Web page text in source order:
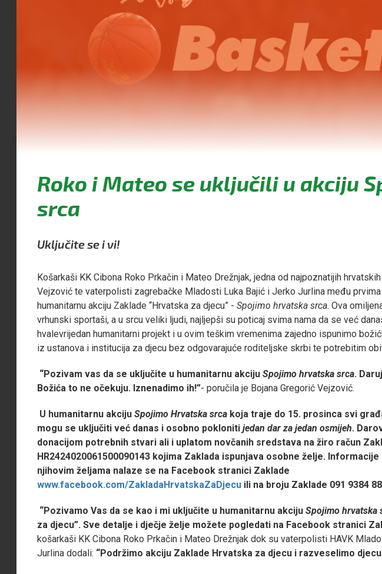
Roko i Mateo se uključili u akciju
srca
Uključite se i vi!
Košarkaši KK Cibona Roko Prkačin i Mateo Drežnjak, jedna od najpoznatijih
Vejzović te vaterpolisti zagrebačke Mladosti Luka Bajić i Jerko Jurlina među
humanitarnu akciju Zaklade “Hrvatska za djecu” -Spojimo hrvatska srca. Ova
vrhunski sportaši, a u srcu veliki ljudi, najljepši su poticaj svima nama da se već
hvalevrijedan humanitarni projekt i u ovim teškim vremenima zajedno ispunimo
iz ustanova i institucija za djecu bez odgovarajuće roditeljske skrbi te potrebitim
“Pozivam vas da se uključite u humanitarnu akcijuSpojimo hrvatska srca.
Božića to ne očekuju. Iznenadimo ih!”- poručila je Bojana Gregorić Vejzović.
U humanitarnu akcijuSpojimo Hrvatska srca koja traje do 15. prosinca svi
mogu se uključiti već danas i osobno pokloniti jedan dar za jedan osmijeh.
donacijom potrebnih stvari ali i uplatom novčanih sredstava na žiro račun
HR2424020061500090143 kojima Zaklada ispunjava osobne želje.
njihovim željama nalaze se na Facebook stranici Zaklade
www.facebook.com/ZakladaHrvatskaZaDjecu ili na broju Zaklade 091 9384
“Pozivamo Vas da se kao i mi uključite u humanitarnu akcijuSpojimo hrvatska
za djecu”. Sve detalje i dječje želje možete pogledati na Facebook stranici
košarkaši KK Cibona Roko Prkačin i Mateo Drežnjak dok su vaterpolisti HAVK
Jurlina dodali: “Podržimo akciju Zaklade Hrvatska za djecu i razveselimo djecu